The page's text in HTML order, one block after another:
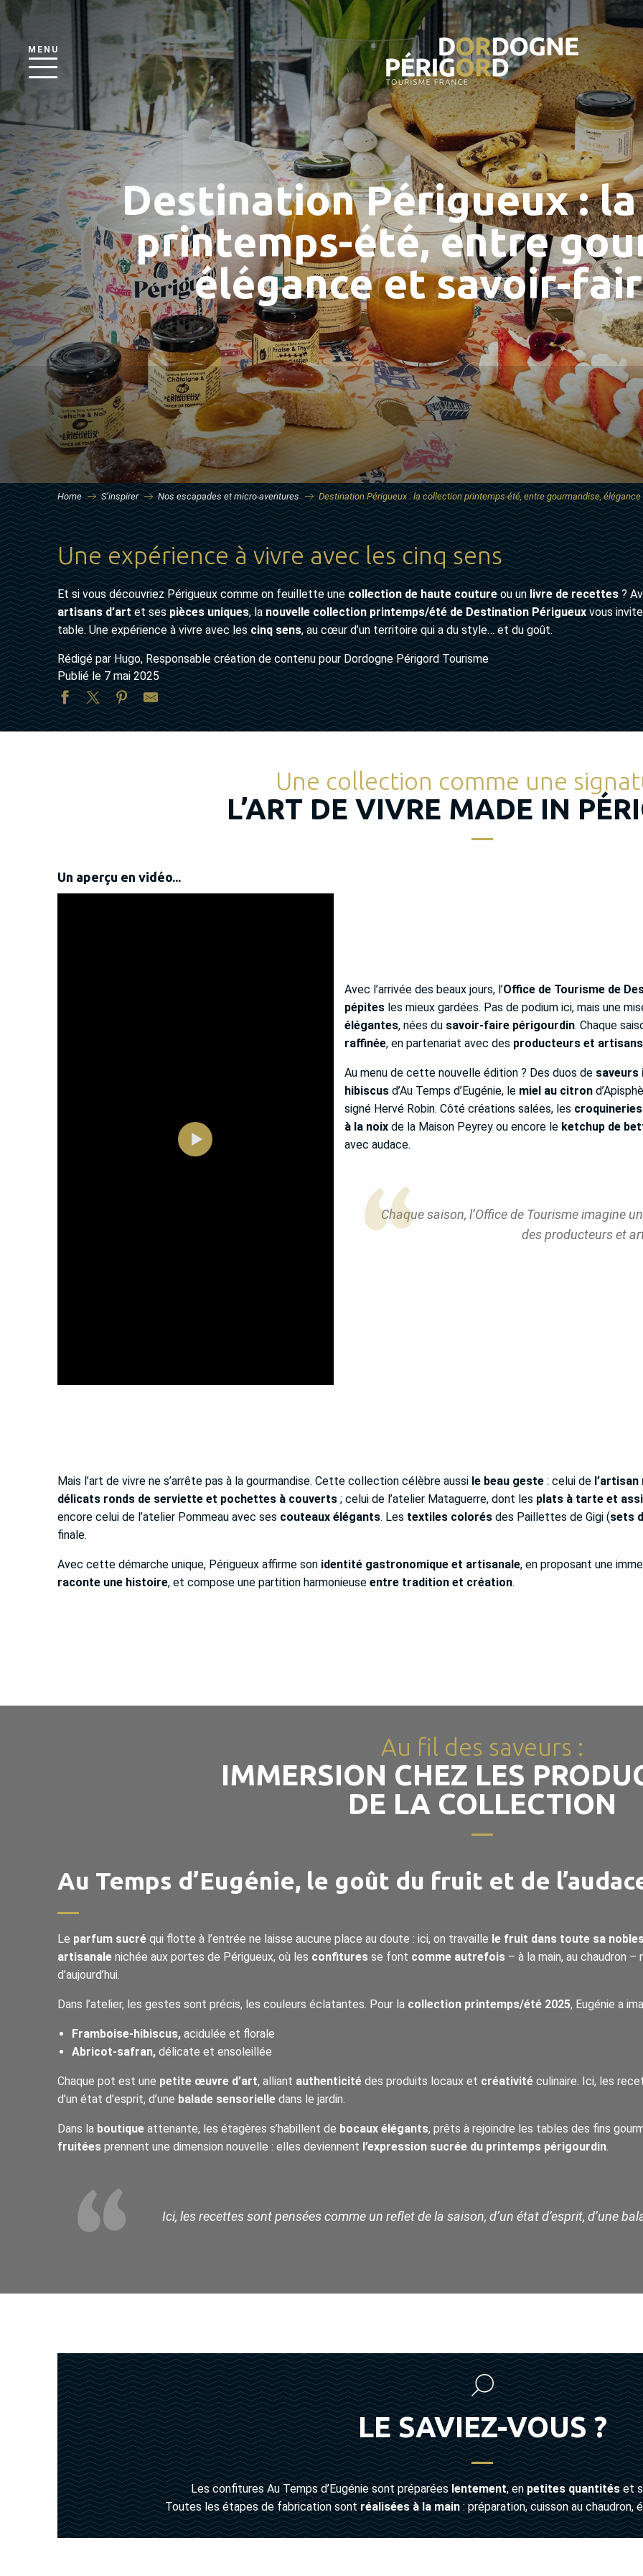
MENU
Destination Périgueux :
printemps-été, entre
élégance et savoir-
Home S’inspirer Nos escapades et micro-aventures Destination Périgueux : la collection printemps-été, entre gourmandise,
Une expérience à vivre avec les cinq sens
Et si vous découvriez Périgueux comme on feuillette unecollection de haute coutureou unlivre de recettes?
artisans d’artet sespièces uniques, lanouvelle collection printemps/été de Destination Périgueuxvous
table. Une expérience à vivre avec lescinq sens, au cœur d’un territoire qui a du style… et du goût.
Rédigé par Hugo, Responsable création de contenu pour Dordogne Périgord Tourisme
Publié le 7 mai 2025
Une collection comme une
L’ART DE VIVRE MADE IN
Un aperçu en vidéo...
Avec l’arrivée des beaux jours, l’Office de Tourisme de
pépitesles mieux gardées. Pas de podium ici, mais une
élégantes, nées du savoir-faire périgourdin. Chaque
raffinée, en partenariat avec des producteurs et
Au menu de cette nouvelle édition ? Des duos de saveurs
hibiscusd’Au Temps d’Eugénie, le miel au citron
signé Hervé Robin. Côté créations salées, les croquineries
à la noixde la Maison Peyrey ou encore le ketchup de
avec audace.
Chaque saison, l’Office de Tourisme imagine
des producteurs et
Mais l’art de vivre ne s’arrête pas à la gourmandise. Cette collection célèbre aussi le beau geste: celui de
délicats ronds de serviette et pochettes à couverts; celui de l’atelier Mataguerre, dont les plats à tarte et
encore celui de l’atelier Pommeau avec ses couteaux élégants. Les textiles colorésdes Paillettes de Gigi (sets
finale.
Avec cette démarche unique, Périgueux affirme son identité gastronomique et artisanale, en proposant une
raconte une histoire, et compose une partition harmonieuseentre tradition et création.
Au fil des saveurs :
IMMERSION CHEZ LES
DE LA COLLECTION
Au Temps d’Eugénie, le goût du fruit et de
Le parfum sucréqui flotte à l’entrée ne laisse aucune place au doute : ici, on travaille le fruit dans toute sa
artisanalenichée aux portes de Périgueux, où les confituresse font comme autrefois– à la main, au chaudron –
d’aujourd’hui.
Dans l’atelier, les gestes sont précis, les couleurs éclatantes. Pour la collection printemps/été 2025, Eugénie a
Framboise-hibiscus,acidulée et florale
Abricot-safran,délicate et ensoleillée
Chaque pot est une petite œuvre d’art, alliant authenticitédes produits locaux et créativitéculinaire. Ici, les
d’un état d’esprit, d’une balade sensorielledans le jardin.
Dans la boutiqueattenante, les étagères s’habillent de bocaux élégants, prêts à rejoindre les tables des fins
fruitéesprennent une dimension nouvelle : elles deviennent l’expression sucrée du printemps périgourdin.
Ici, les recettes sont pensées comme un reflet de la saison, d’un état d’esprit, d’une
LE SAVIEZ-VOUS ?
Les confitures Au Temps d’Eugénie sont préparéeslentement, enpetites quantitéset
Toutes les étapes de fabrication sontréalisées à la main: préparation, cuisson au chaudron,